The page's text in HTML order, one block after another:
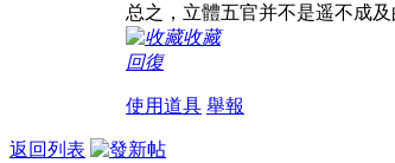
总之，立體五官并不是遥不成
收藏
回復
使用道具 舉報
返回列表